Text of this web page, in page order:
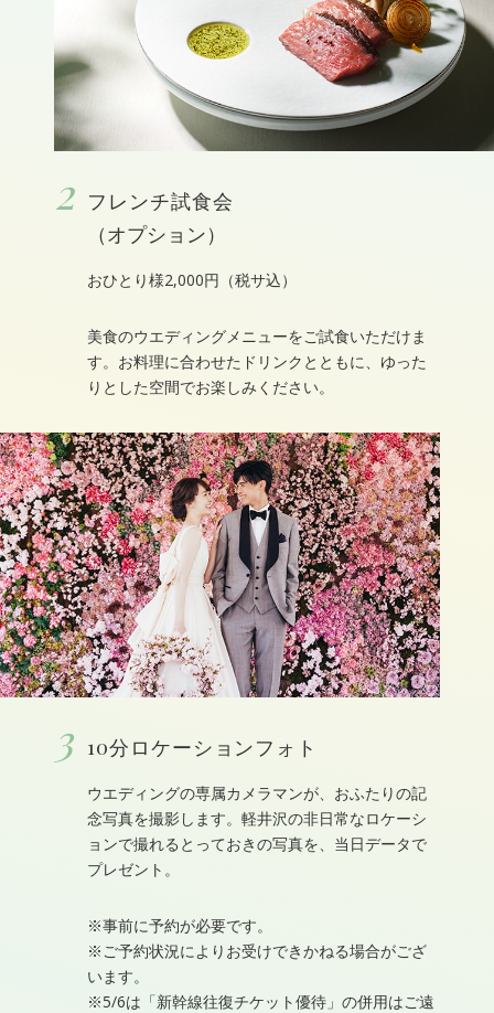
2 フレンチ試食会
（オプション）
おひとり様2,000円（税サ込）
美食のウエディングメニューをご試食いただけま
す。お料理に合わせたドリンクとともに、ゆった
りとした空間でお楽しみください。
3 10分ロケーションフォト
ウエディングの専属カメラマンが、おふたりの記
念写真を撮影します。軽井沢の非日常なロケーシ
ョンで撮れるとっておきの写真を、当日データで
プレゼント。
※事前に予約が必要です。
※ご予約状況によりお受けできかねる場合がござ
います。
※5/6は「新幹線往復チケット優待」の併用はご遠